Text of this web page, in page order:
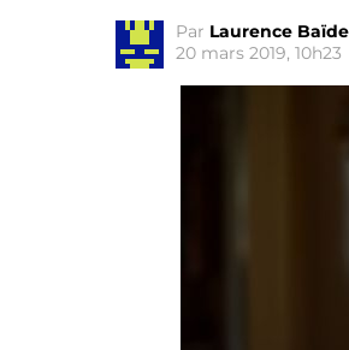
Par Laurence
20 mars 2019, 10h23